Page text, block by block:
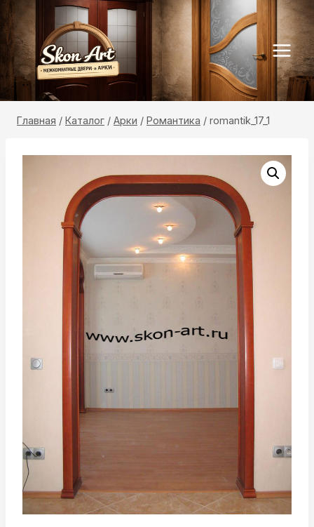
Перейти
к
содержимому
Главная / Каталог / Арки / Романтика / romantik_17_1